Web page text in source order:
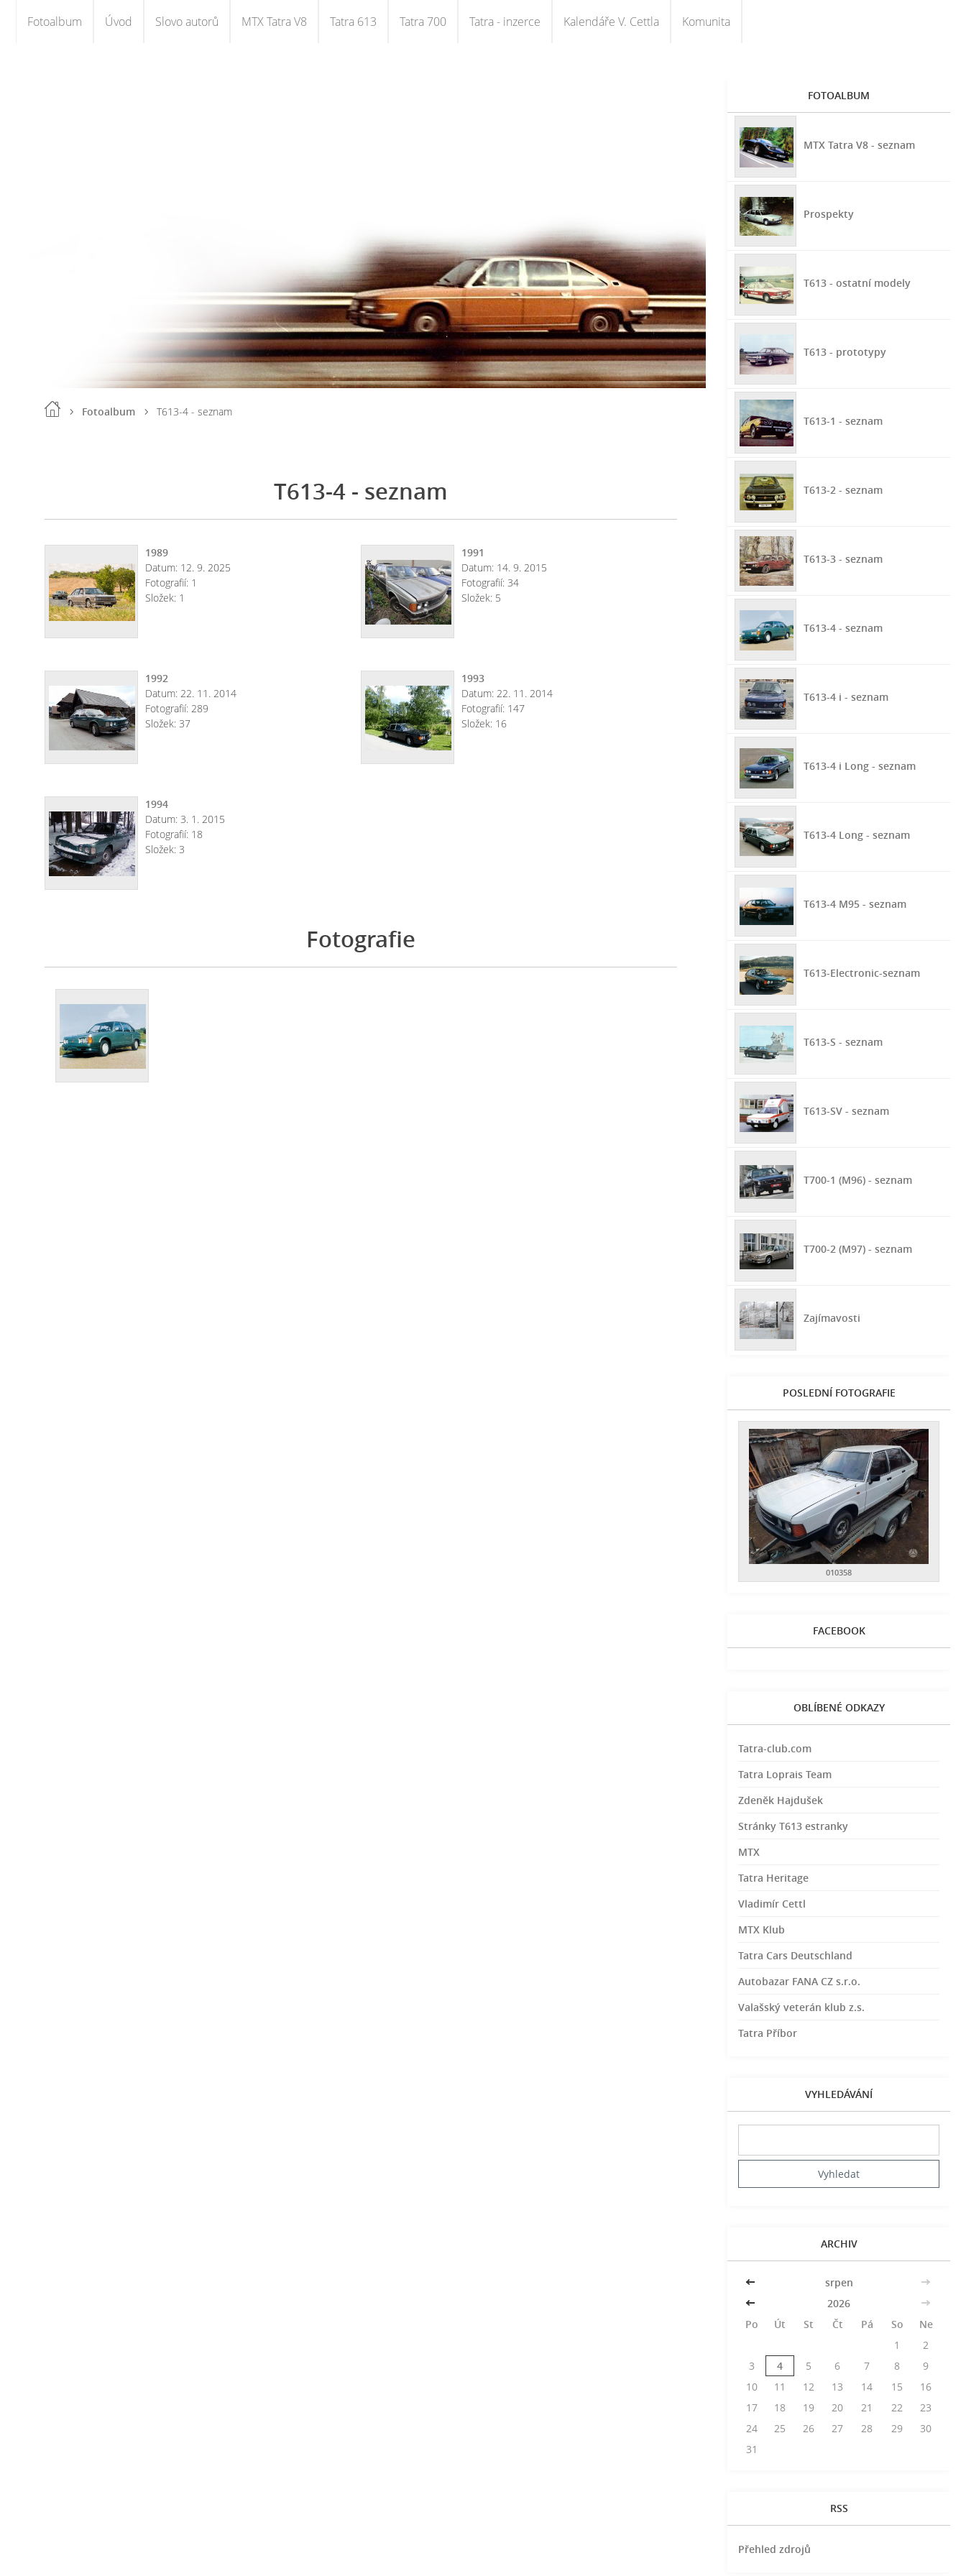
Fotoalbum Úvod Slovo autorů MTX Tatra V8 Tatra 613 Tatra 700 Tatra - inzerce Kalendáře V. Cettla Komunita
Fotoalbum T613-4 - seznam
T613-4 - seznam
1989
Datum: 12. 9. 2025
Fotografií: 1
Složek: 1
1991
Datum: 14. 9. 2015
Fotografií: 34
Složek: 5
1992
Datum: 22. 11. 2014
Fotografií: 289
Složek: 37
1993
Datum: 22. 11. 2014
Fotografií: 147
Složek: 16
1994
Datum: 3. 1. 2015
Fotografií: 18
Složek: 3
Fotografie
FOTOALBUM
MTX Tatra V8 - seznam
Prospekty
T613 - ostatní modely
T613 - prototypy
T613-1 - seznam
T613-2 - seznam
T613-3 - seznam
T613-4 - seznam
T613-4 i - seznam
T613-4 i Long - seznam
T613-4 Long - seznam
T613-4 M95 - seznam
T613-Electronic-seznam
T613-S - seznam
T613-SV - seznam
T700-1 (M96) - seznam
T700-2 (M97) - seznam
Zajímavosti
POSLEDNÍ FOTOGRAFIE
010358
FACEBOOK
OBLÍBENÉ ODKAZY
Tatra-club.com
Tatra Loprais Team
Zdeněk Hajdušek
Stránky T613 estranky
MTX
Tatra Heritage
Vladimír Cettl
MTX Klub
Tatra Cars Deutschland
Autobazar FANA CZ s.r.o.
Valašský veterán klub z.s.
Tatra Příbor
VYHLEDÁVÁNÍ
ARCHIV
<< srpen
>>
<<
2026
>>
Po
Út St Čt Pá So
Ne
1
2
3
4 5 6 7 8
9
10
11 12 13 14 15
16
17
18 19 20 21 22
23
24
25 26 27 28 29
30
31
RSS
Přehled zdrojů